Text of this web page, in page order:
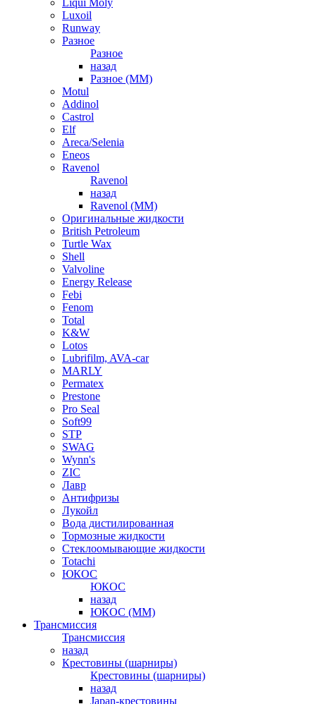
Liqui Moly
Luxoil
Runway
Разное
Разное
назад
Разное (ММ)
Motul
Addinol
Castrol
Elf
Areca/Selenia
Eneos
Ravenol
Ravenol
назад
Ravenol (ММ)
Оригинальные жидкости
British Petroleum
Turtle Wax
Shell
Valvoline
Energy Release
Febi
Fenom
Total
K&W
Lotos
Lubrifilm, AVA-car
MARLY
Permatex
Prestone
Pro Seal
Soft99
STP
SWAG
Wynn's
ZIC
Лавр
Антифризы
Лукойл
Вода дистилированная
Тормозные жидкости
Стеклоомывающие жидкости
Totachi
ЮКОС
ЮКОС
назад
ЮКОС (ММ)
Трансмиссия
Трансмиссия
назад
Крестовины (шарниры)
Крестовины (шарниры)
назад
Japan-крестовины